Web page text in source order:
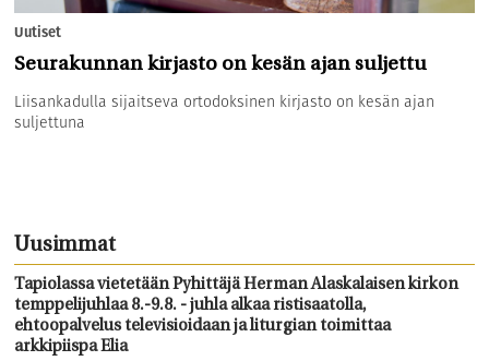
Uutiset
Seurakunnan kirjasto on kesän ajan suljettu
Liisankadulla sijaitseva ortodoksinen kirjasto on kesän ajan
suljettuna
Uusimmat
Tapiolassa vietetään Pyhittäjä Herman Alaskalaisen kirkon
temppelijuhlaa 8.-9.8. - juhla alkaa ristisaatolla,
ehtoopalvelus televisioidaan ja liturgian toimittaa
arkkipiispa Elia